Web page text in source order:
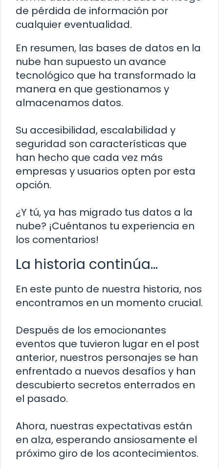
de pérdida de información por
cualquier eventualidad.
En resumen, las bases de datos en la
nube han supuesto un avance
tecnológico que ha transformado la
manera en que gestionamos y
almacenamos datos.
Su accesibilidad, escalabilidad y
seguridad son características que
han hecho que cada vez más
empresas y usuarios opten por esta
opción.
¿Y tú, ya has migrado tus datos a la
nube? ¡Cuéntanos tu experiencia en
los comentarios!
La historia continúa…
En este punto de nuestra historia, nos
encontramos en un momento crucial.
Después de los emocionantes
eventos que tuvieron lugar en el post
anterior, nuestros personajes se han
enfrentado a nuevos desafíos y han
descubierto secretos enterrados en
el pasado.
Ahora, nuestras expectativas están
en alza, esperando ansiosamente el
próximo giro de los acontecimientos.